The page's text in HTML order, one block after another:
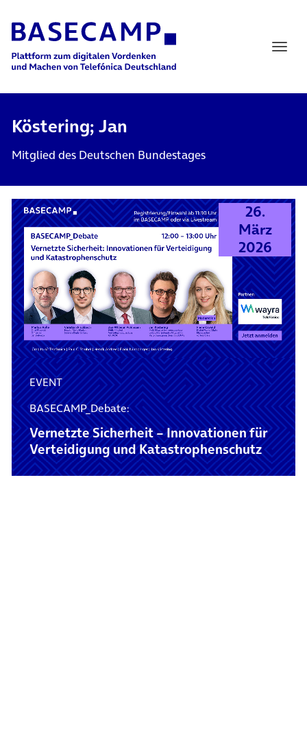
Main Navigation
Köstering; Jan
Mitglied des Deutschen Bundestages
26.
März
2026
EVENT
BASECAMP_Debate:
Vernetzte Sicherheit – Innovationen für
Verteidigung und Katastrophenschutz